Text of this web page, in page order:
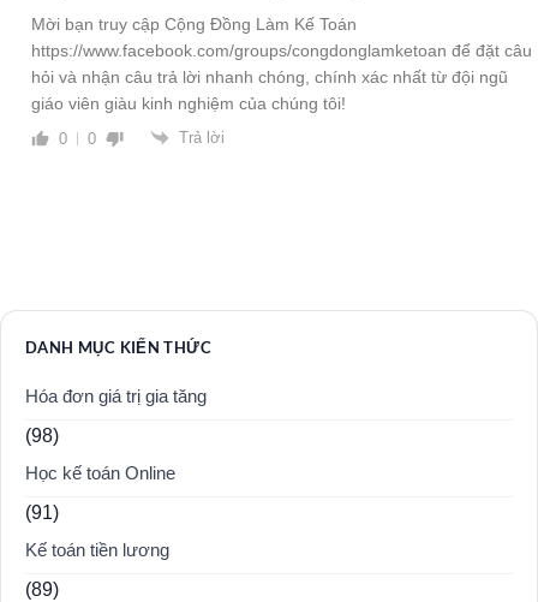
Mời bạn truy cập Cộng Đồng Làm Kế Toán
https://www.facebook.com/groups/congdonglamketoan để đặt câu
hỏi và nhận câu trả lời nhanh chóng, chính xác nhất từ đội ngũ
giáo viên giàu kinh nghiệm của chúng tôi!
0 0 Trả lời
DANH MỤC KIẾN THỨC
Hóa đơn giá trị gia tăng
(98)
Học kế toán Online
(91)
Kế toán tiền lương
(89)